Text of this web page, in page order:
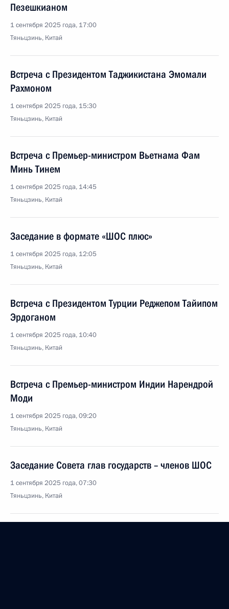
Пезешкианом
1 сентября 2025 года, 17:00
Тяньцзинь, Китай
Встреча с Президентом Таджикистана Эмомали
Рахмоном
1 сентября 2025 года, 15:30
Тяньцзинь, Китай
Встреча с Премьер-министром Вьетнама Фам
Минь Тинем
1 сентября 2025 года, 14:45
Тяньцзинь, Китай
Заседание в формате «ШОС плюс»
1 сентября 2025 года, 12:05
Тяньцзинь, Китай
Встреча с Президентом Турции Реджепом Тайипом
Эрдоганом
1 сентября 2025 года, 10:40
Тяньцзинь, Китай
Встреча с Премьер-министром Индии Нарендрой
Моди
1 сентября 2025 года, 09:20
Тяньцзинь, Китай
Заседание Совета глав государств – членов ШОС
1 сентября 2025 года, 07:30
Тяньцзинь, Китай